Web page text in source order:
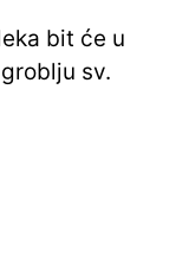
bit će u
sv.